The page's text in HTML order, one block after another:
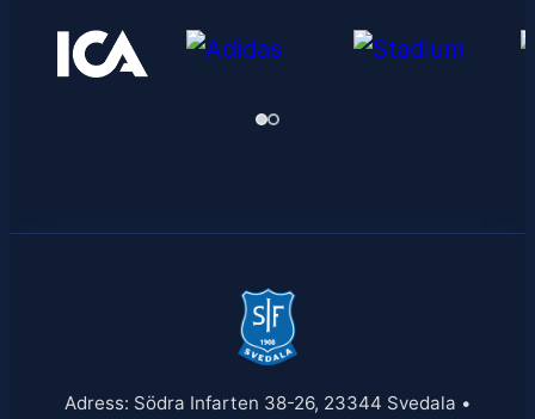
Adress: Södra Infarten 38-26, 23344 Svedala •